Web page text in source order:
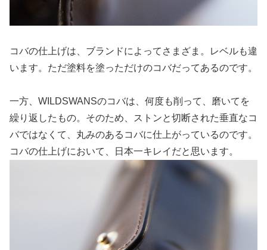
コバの仕上げは、ブランドによってさまざま。レベルも違
います。ただ塗料を塗っただけのコバだってあるのです。
一方、WILDSWANSのコバは、何度も削って、磨いてを
繰り返したもの。そのため、ストンと切断された垂直なコ
バではなくて、丸みのあるコバに仕上がっているのです。
コバの仕上げにおいて、日本一キレイだと思います。